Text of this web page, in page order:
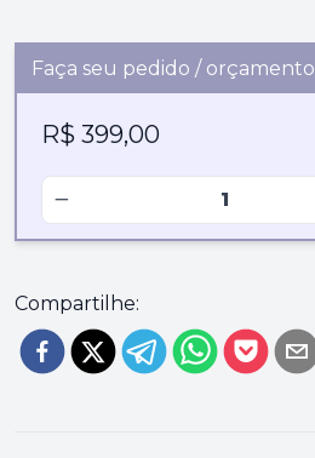
Faça seu pedido / orçamento
R$ 399,00
−
Compartilhe: